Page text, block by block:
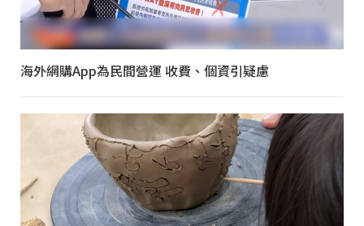
海外網購App為民間營運 收費、個資引疑慮